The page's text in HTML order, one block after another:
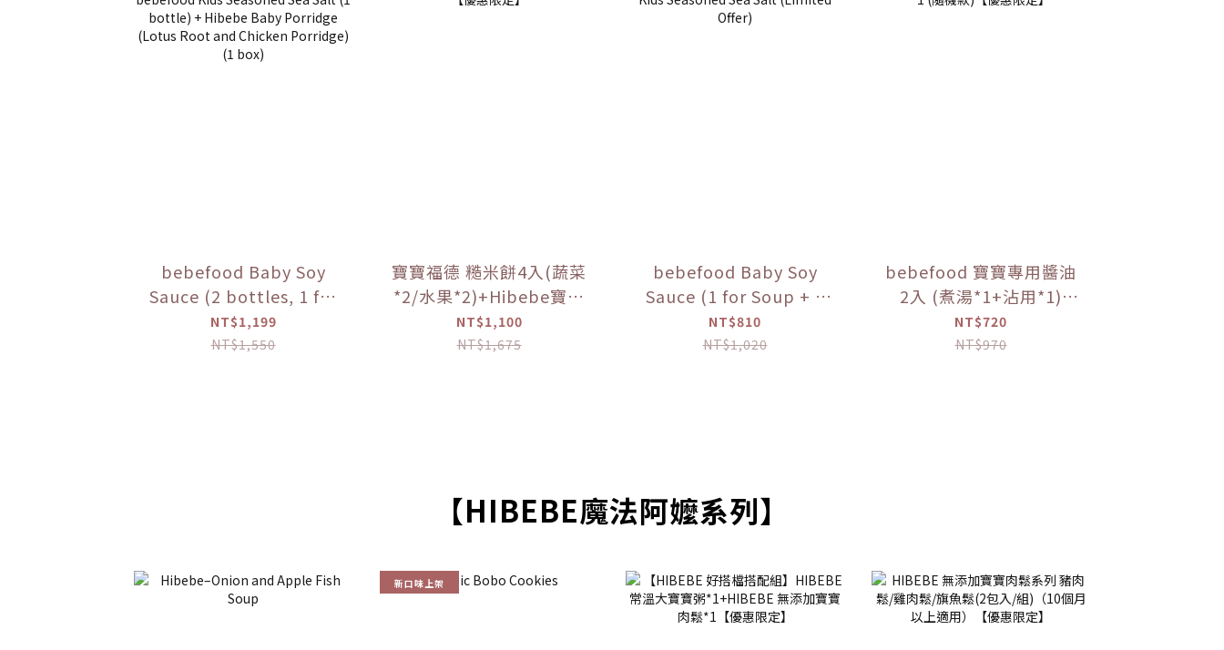
bebefood Baby Soy
Sauce (2 bottles, 1 for
soup + 1 for dipping) +
bebefood Kids
NT$1,199
NT$1,550
寶寶福德 糙米餅4入(蔬菜
*2/水果*2)+Hibebe寶寶
粥( 蓮藕雞肉粥 )*1盒 【優
惠限定】
NT$1,100
NT$1,675
bebefood Baby Soy
Sauce (1 for Soup + 1
for Dipping) +
bebefood Kids
NT$810
NT$1,020
bebefood 寶寶專用醬油
2入 (煮湯*1+沾用*1)
+little pasta造型義大利
麵*1 (隨機款)【優惠限
NT$720
NT$970
【HIBEBE魔法阿嬤系列】
新口味上架